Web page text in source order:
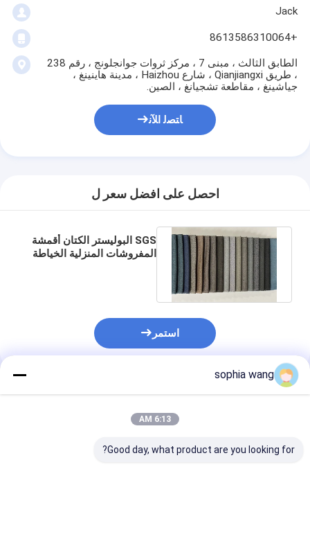
Jack
+8613586310064
الطابق الثالث ، مبنى 7 ، مركز ثروات جوانجلونج ، رقم 238
، طريق Qianjiangxi ، شارع Haizhou ، مدينة هاينينغ ،
جياشينغ ، مقاطعة تشجيانغ ، الصين.
ﺎﺘﺼﻟ ﺍﻶﻧ
احصل على افضل سعر ل
SGS البوليستر الكتان أقمشة
المفروشات المنزلية الخياطة
استمر
المنتجات الموصى بها
sophia wang
6:13 AM
Good day, what product are you looking for?